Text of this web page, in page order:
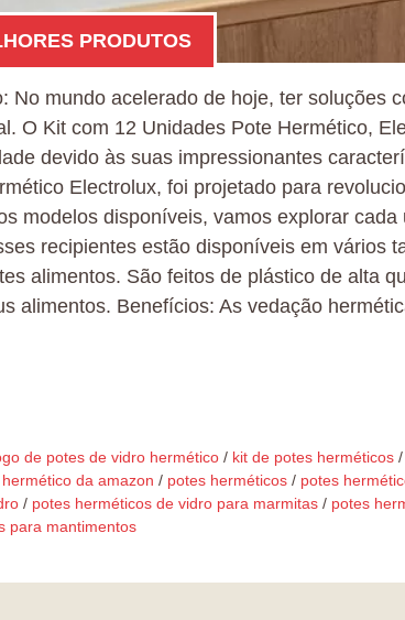
PRODUTOS
No mundo acelerado de hoje, ter soluções
O Kit com 12 Unidades Pote Hermético,
devido às suas impressionantes
Electrolux, foi projetado para
modelos disponíveis, vamos explorar
recipientes estão disponíveis em vários
alimentos. São feitos de plástico de alta
alimentos. Benefícios: As vedação
de potes de vidro hermético / kit de potes herméticos /
da amazon / potes herméticos / potes
/ potes herméticos de vidro para marmitas / potes
para mantimentos